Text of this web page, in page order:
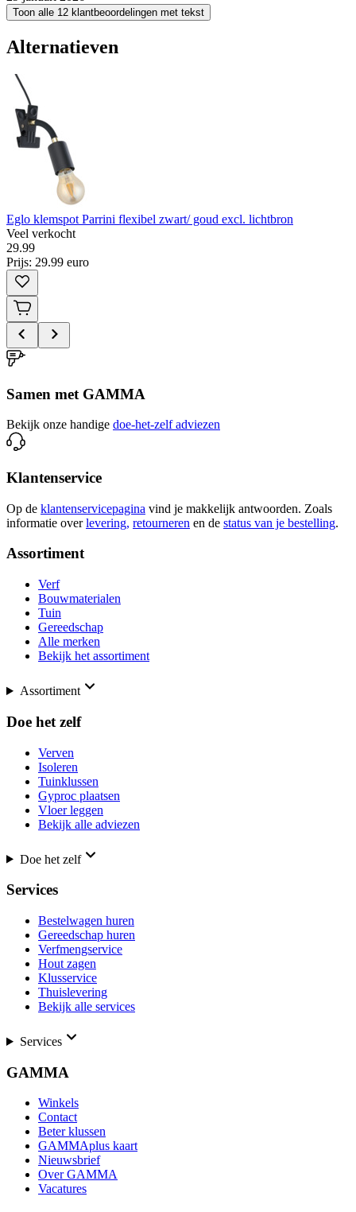
Toon alle 12 klantbeoordelingen met tekst
Alternatieven
Eglo klemspot Parrini flexibel zwart/ goud excl. lichtbron
Veel verkocht
29.99
Prijs: 29.99 euro
Samen met GAMMA
Bekijk onze handige doe-het-zelf adviezen
Klantenservice
Op de klantenservicepagina vind je makkelijk antwoorden. Zoals
informatie over levering, retourneren en de status van je bestelling.
Assortiment
Verf
Bouwmaterialen
Tuin
Gereedschap
Alle merken
Bekijk het assortiment
Assortiment
Doe het zelf
Verven
Isoleren
Tuinklussen
Gyproc plaatsen
Vloer leggen
Bekijk alle adviezen
Doe het zelf
Services
Bestelwagen huren
Gereedschap huren
Verfmengservice
Hout zagen
Klusservice
Thuislevering
Bekijk alle services
Services
GAMMA
Winkels
Contact
Beter klussen
GAMMAplus kaart
Nieuwsbrief
Over GAMMA
Vacatures